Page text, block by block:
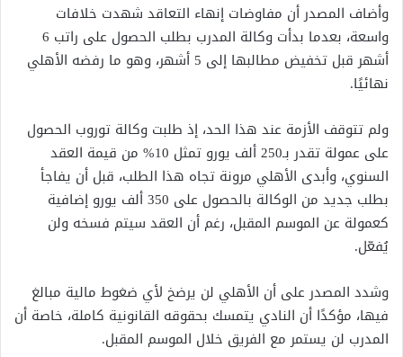
وأضاف المصدر أن مفاوضات إنهاء التعاقد شهدت خلافات
واسعة، بعدما بدأت وكالة المدرب بطلب الحصول على راتب 6
أشهر قبل تخفيض مطالبها إلى 5 أشهر، وهو ما رفضه الأهلي
نهائيًا.
ولم تتوقف الأزمة عند هذا الحد، إذ طلبت وكالة توروب الحصول
على عمولة تقدر بـ250 ألف يورو تمثل 10% من قيمة العقد
السنوي، وأبدى الأهلي مرونة تجاه هذا الطلب، قبل أن يفاجأ
بطلب جديد من الوكالة بالحصول على 350 ألف يورو إضافية
كعمولة عن الموسم المقبل، رغم أن العقد سيتم فسخه ولن
يُفعّل.
وشدد المصدر على أن الأهلي لن يرضخ لأي ضغوط مالية مبالغ
فيها، مؤكدًا أن النادي يتمسك بحقوقه القانونية كاملة، خاصة أن
المدرب لن يستمر مع الفريق خلال الموسم المقبل.